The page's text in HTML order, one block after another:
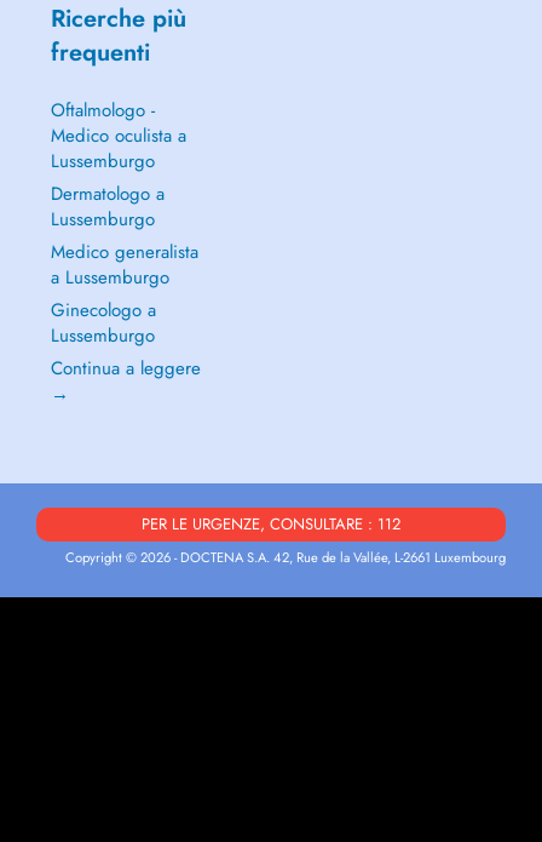
Ricerche più
frequenti
Oftalmologo -
Medico oculista a
Lussemburgo
Dermatologo a
Lussemburgo
Medico generalista
a Lussemburgo
Ginecologo a
Lussemburgo
Continua a leggere
→
PER LE URGENZE, CONSULTARE : 112
Copyright © 2026 - DOCTENA S.A. 42, Rue de la Vallée, L-2661 Luxembourg